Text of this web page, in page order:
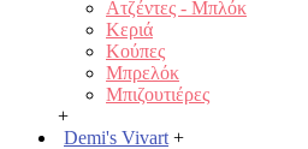
Ατζέντες - Μπλόκ
Κεριά
Κούπες
Μπρελόκ
Μπιζουτιέρες
+
Demi's Vivart +